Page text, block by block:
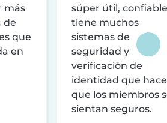
más
de
que
en
súper útil,
tiene muchos
sistemas de
seguridad y
verificación de
identidad que
que los miembros
sientan seguros.